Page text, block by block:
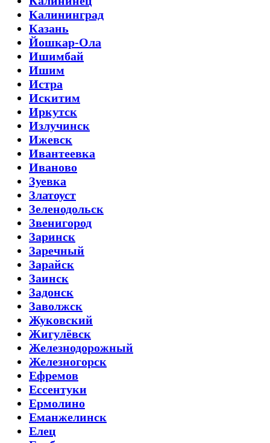
Калининград
Казань
Йошкар-Ола
Ишимбай
Ишим
Истра
Искитим
Иркутск
Излучинск
Ижевск
Ивантеевка
Иваново
Зуевка
Златоуст
Зеленодольск
Звенигород
Заринск
Заречный
Зарайск
Заинск
Задонск
Заволжск
Жуковский
Жигулёвск
Железнодорожный
Железногорск
Ефремов
Ессентуки
Ермолино
Еманжелинск
Елец